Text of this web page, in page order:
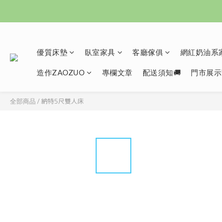
優質床墊 臥室家具 客廳傢俱 網紅奶油
造作ZAOZUO 專欄文章 配送須知🚚 門市展
全部商品 /納特5尺雙人床